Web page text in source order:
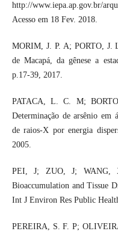
http://www.iepa.ap.gov.br/
Acesso em 18 Fev. 2018.
MORIM, J. P. A; PORTO, J.
de Macapá, da gênese a
p.17-39, 2017.
PATACA, L. C. M;
Determinação de arsênio em
de raios-X por energia
2005.
PEI, J; ZUO, J;
Bioaccumulation and Tissue
Int J Environ Res Public
PEREIRA, S. F. P;